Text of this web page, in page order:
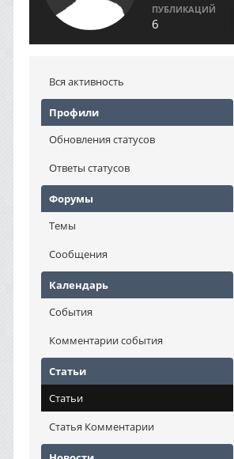
ПУБЛИКАЦИЙ
6
Вся активность
Профили
Обновления статусов
Ответы статусов
Форумы
Темы
Сообщения
Календарь
События
Комментарии события
Статьи
Статьи
Статья Комментарии